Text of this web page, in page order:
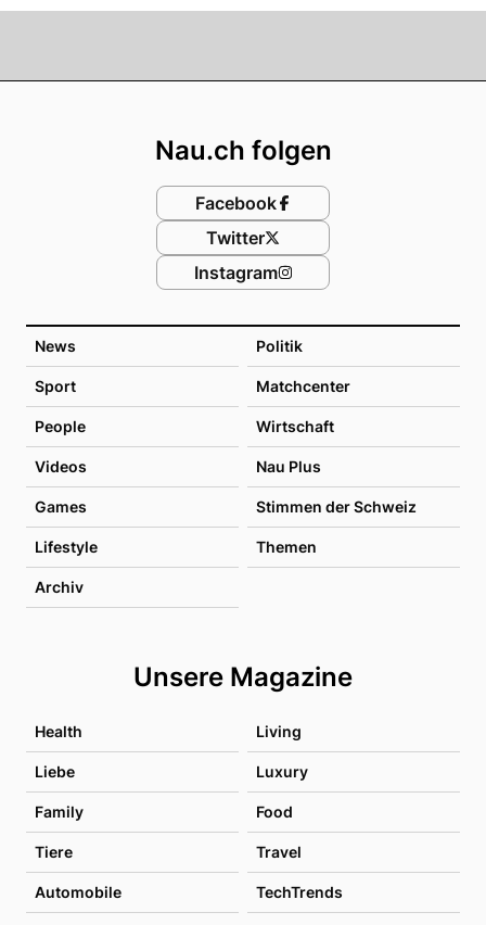
News Politik
Sport Matchcenter
People Wirtschaft
Videos Nau Plus
Games Stimmen der Schweiz
Lifestyle Themen
Archiv
Unsere Magazine
Health Living
Liebe Luxury
Family Food
Tiere Travel
Automobile TechTrends
Nau.ch folgen
Facebook
Twitter
Instagram